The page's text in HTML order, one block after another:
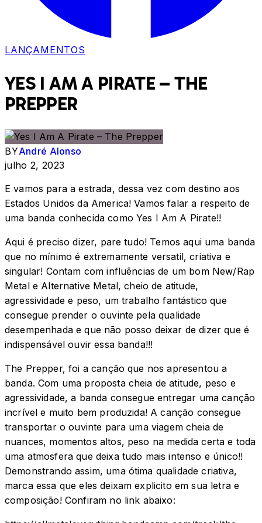
LANÇAMENTOS
YES I AM A PIRATE – THE
PREPPER
BYAndré Alonso
julho 2, 2023
E vamos para a estrada, dessa vez com destino aos
Estados Unidos da America! Vamos falar a respeito de
uma banda conhecida como Yes I Am A Pirate!!
Aqui é preciso dizer, pare tudo! Temos aqui uma banda
que no mínimo é extremamente versatil, criativa e
singular! Contam com influências de um bom New/Rap
Metal e Alternative Metal, cheio de atitude,
agressividade e peso, um trabalho fantástico que
consegue prender o ouvinte pela qualidade
desempenhada e que não posso deixar de dizer que é
indispensável ouvir essa banda!!!
The Prepper, foi a canção que nos apresentou a
banda. Com uma proposta cheia de atitude, peso e
agressividade, a banda consegue entregar uma canção
incrível e muito bem produzida! A canção consegue
transportar o ouvinte para uma viagem cheia de
nuances, momentos altos, peso na medida certa e toda
uma atmosfera que deixa tudo mais intenso e único!!
Demonstrando assim, uma ótima qualidade criativa,
marca essa que eles deixam explicito em sua letra e
composição! Confiram no link abaixo: